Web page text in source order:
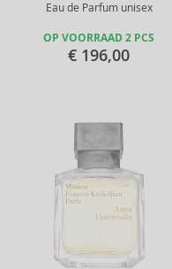
Eau de Parfum unisex
OP VOORRAAD 2 PCS
€ 196,00